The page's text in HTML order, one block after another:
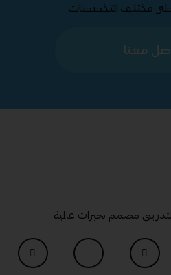
مختلف التخصصات
معنا
مصمم بخبرات عالمية